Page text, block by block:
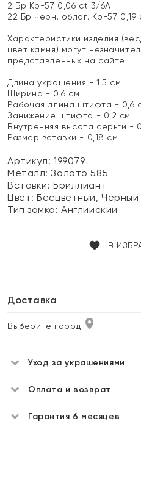
2 Бр Кр-57 0,06 ct 3/6А
22 Бр черн. облаг. Кр-57
Характеристики изделия
цвет камня) могут
представленных на сайте
Длина украшения - 1,5 см
Ширина - 0,6 см
Рабочая длина штифта - 0,6
Занижение штифта - 0,2 см
Внутренняя высота серьги -
Размер вставки - 0,18 см
Артикул: 199079
Металл:Золото 585
Вставки:Бриллиант
Цвет:Бесцветный, Черный
Тип замка:Английский
В
Доставка
Выберите город
Уход за украшениями
Оплата и возврат
Гарантия 6 месяцев